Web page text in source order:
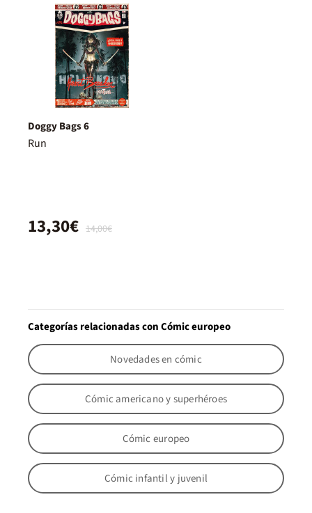
Doggy Bags 6
Run
14,00€
13,30€
Categorías relacionadas con Cómic europeo
Novedades en cómic
Cómic americano y superhéroes
Cómic europeo
Cómic infantil y juvenil